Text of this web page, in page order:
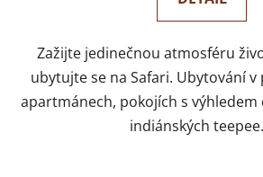
Zažijte jedinečnou atmosféru
ubytujte se na Safari. Ubytování v
apartmánech, pokojích s
indiánských